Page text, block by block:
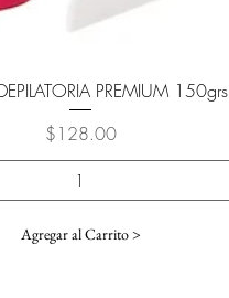
Vista rápidaPREMIUM 150grs
Precio
$128.00
Agregar al Carrito >